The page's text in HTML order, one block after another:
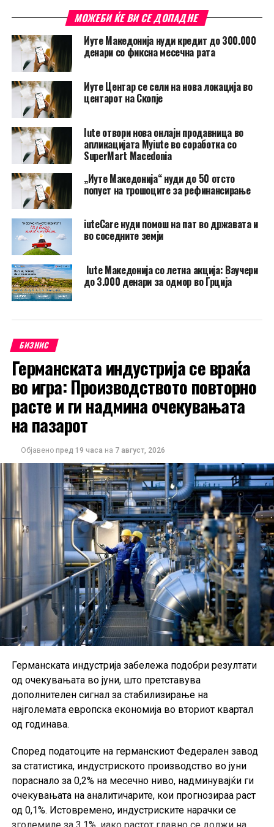
МОЖЕБИ ЌЕ ВИ СЕ ДОПАДНЕ
Иуте Македонија нуди кредит до 300.000
денари со фиксна месечна рата
Иуте Центар се сели на нова локација во
центарот на Скопје
Iute отвори нова онлајн продавница во
апликацијата Myiute во соработка со
SuperMart Macedonia
„Иуте Македонија“ нуди до 50 отсто
попуст на трошоците за рефинансирање
iuteCare нуди помош на пат во државата и
во соседните земји
Iute Македонија со летна акција: Ваучери
до 3.000 денари за одмор во Грција
БИЗНИС
Германската индустрија се враќа
во игра: Производството повторно
расте и ги надмина очекувањата
на пазарот
Објавено пред 19 часа на 7 август, 2026
Германската индустрија забележа подобри резултати
од очекувањата во јуни, што претставува
дополнителен сигнал за стабилизирање на
најголемата европска економија во вториот квартал
од годинава.
Според податоците на германскиот Федерален завод
за статистика, индустриското производство во јуни
пораснало за 0,2% на месечно ниво, надминувајќи ги
очекувањата на аналитичарите, кои прогнозираа раст
од 0,1%. Истовремено, индустриските нарачки се